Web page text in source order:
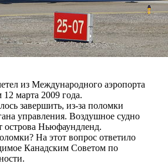
из Международного аэропорта
марта 2009 года.
завершить, из-за поломки
управления. Воздушное судно
острова Ньюфаундленд.
На этот вопрос ответило
Канадским Советом по